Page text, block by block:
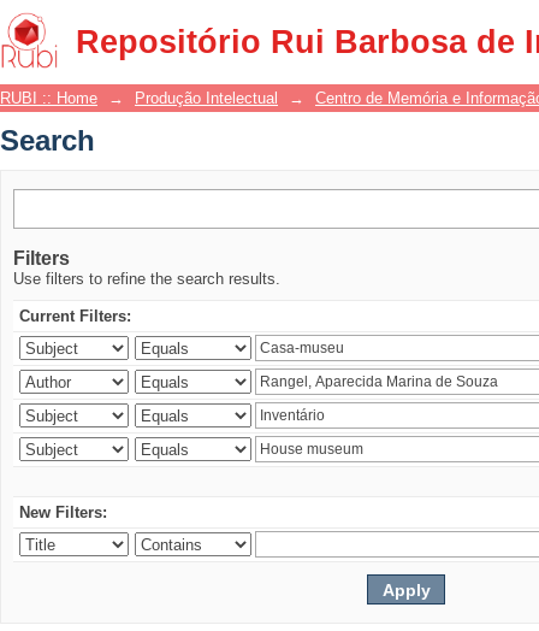
Repositório Rui Barbosa de
Search
RUBI :: Home → Produção Intelectual → Centro de Memória e
Search
Filters
Use filters to refine the search results.
Current Filters:
New Filters: